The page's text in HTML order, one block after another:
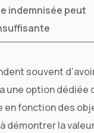
indemnisée peut
souvent
une option dédiée
en fonction des
démontrer la